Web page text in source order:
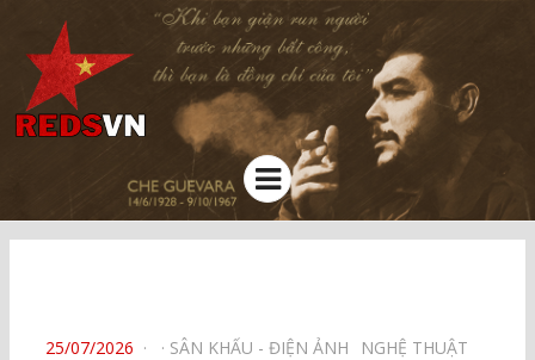
Kênh chia sẻ tri thức cộng đồng
Menu
POSTED
25/07/2026 SÂN KHẤU - ĐIỆN ẢNH⠀ NGHỆ THUẬT⠀